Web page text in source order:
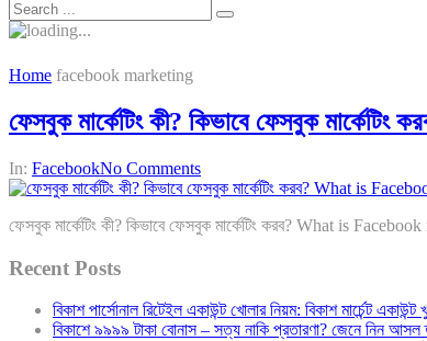
Home facebook marketing
ফেসবুক মার্কেটিং কী? কিভাবে ফেসবুক
In: FacebookNo Comments
ফেসবুক মার্কেটিং কী? কিভাবে ফেসবুক মার্কেটিং করব? What is
Recent Posts
বিকাশ পার্সোনাল রিটেইল একাউন্ট খোলার নিয়ম: বিকাশ মার্চেন্ট একাউন্ট
বিকাশে ৯৯৯৯ টাকা বোনাস – সত্য নাকি প্রতারণা? জেনে নিন